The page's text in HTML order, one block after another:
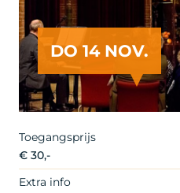
DO 14 NOV.
Copyright Arjen Veldt Fotografie
Toegangsprijs
€ 30,-
Extra info